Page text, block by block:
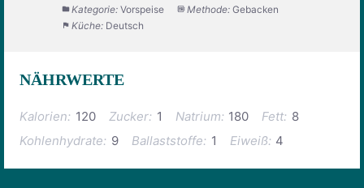
Kategorie: Vorspeise Methode: Gebacken
Küche: Deutsch
NÄHRWERTE
Kalorien: 120 Zucker: 1 Natrium: 180 Fett: 8
Kohlenhydrate: 9 Ballaststoffe: 1 Eiweiß: 4